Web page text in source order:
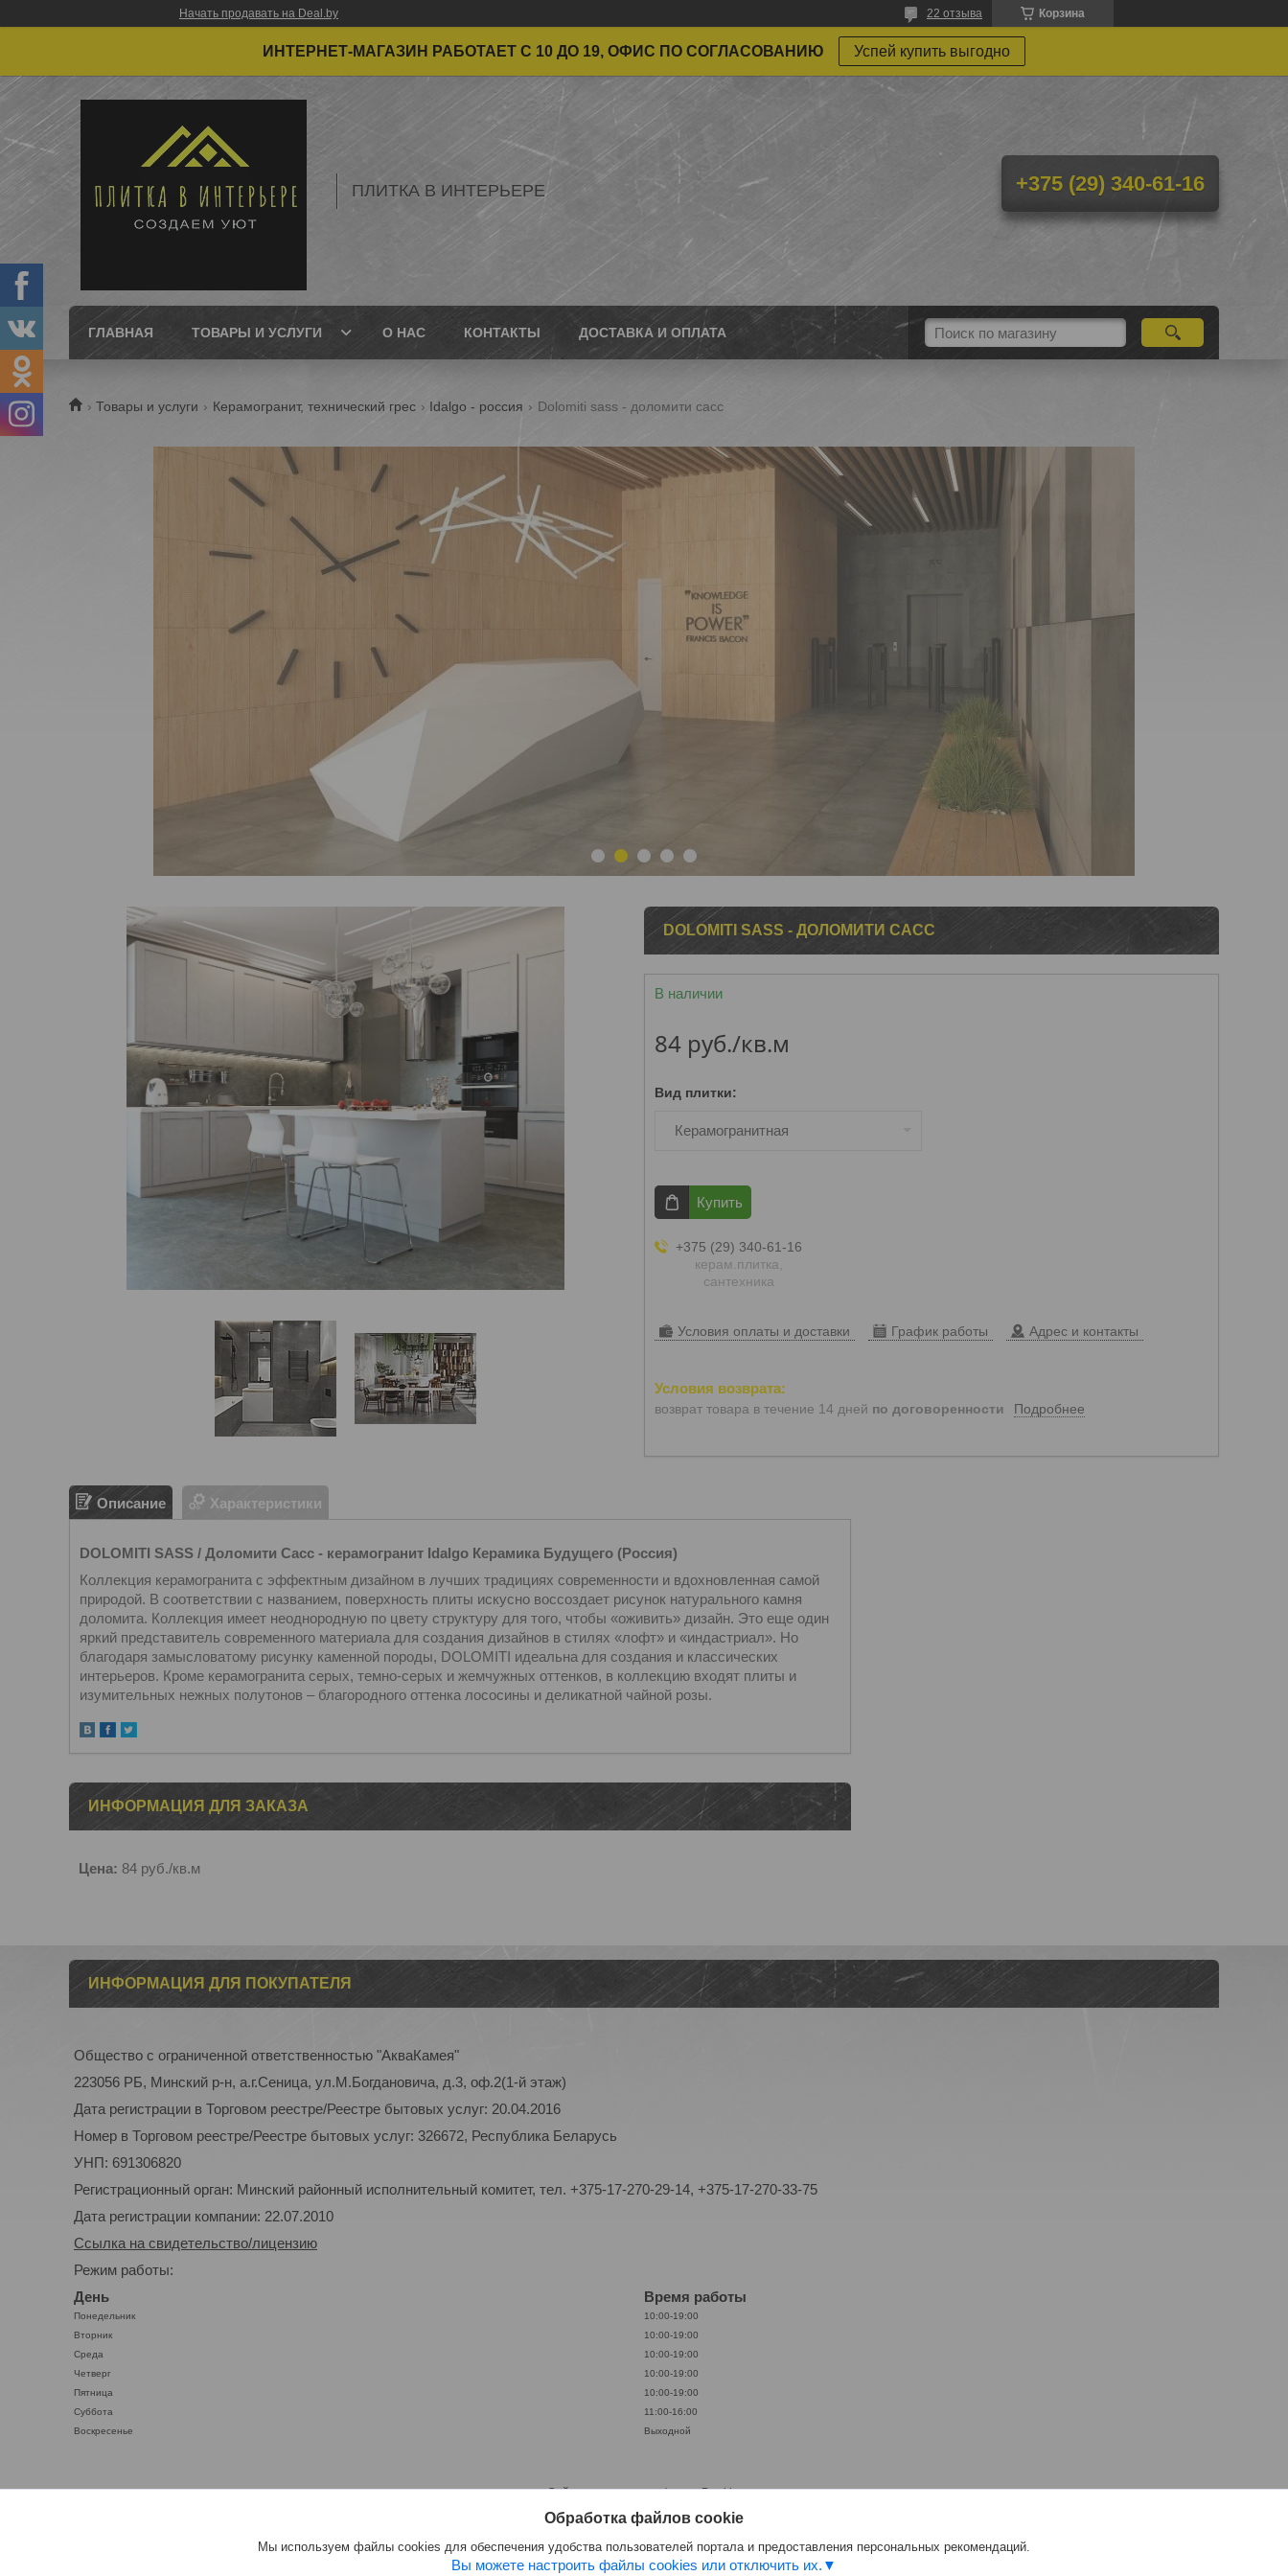
Начать продавать на Deal.by Корзина
22 отзыва
ИНТЕРНЕТ-МАГАЗИН РАБОТАЕТ С 10 ДО 19, ОФИС ПО СОГЛАСОВАНИЮ Успей купить выгодно
ПЛИТКА В ИНТЕРЬЕРЕ +375 (29) 340-61-16
ГЛАВНАЯ ТОВАРЫ И УСЛУГИ О НАС КОНТАКТЫ ДОСТАВКА И ОПЛАТА
Товары и услуги Керамогранит, технический грес Idalgo - россия Dolomiti sass - доломити сасс
DOLOMITI SASS - ДОЛОМИТИ САСС
В наличии
84 руб./кв.м
Вид плитки:
Керамогранитная
Купить
+375 (29) 340-61-16
керам.плитка,
сантехника
Условия оплаты и доставки График работы Адрес и контакты
возврат товара в течение 14 дней по договоренности Подробнее
Описание Характеристики
DOLOMITI SASS / Доломити Сасс - керамогранит Idalgo Керамика Будущего (Россия)
Коллекция керамогранита с эффектным дизайном в лучших традициях современности и вдохновленная самой
природой. В соответствии с названием, поверхность плиты искусно воссоздает рисунок натурального камня
доломита. Коллекция имеет неоднородную по цвету структуру для того, чтобы «оживить» дизайн. Это еще один
яркий представитель современного материала для создания дизайнов в стилях «лофт» и «индастриал». Но
благодаря замысловатому рисунку каменной породы, DOLOMITI идеальна для создания и классических
интерьеров. Кроме керамогранита серых, темно-серых и жемчужных оттенков, в коллекцию входят плиты и
изумительных нежных полутонов – благородного оттенка лососины и деликатной чайной розы.
ИНФОРМАЦИЯ ДЛЯ ЗАКАЗА
Цена: 84 руб./кв.м
ИНФОРМАЦИЯ ДЛЯ ПОКУПАТЕЛЯ
Общество с ограниченной ответственностью "АкваКамея"
223056 РБ, Минский р-н, а.г.Сеница, ул.М.Богдановича, д.3, оф.2(1-й этаж)
Дата регистрации в Торговом реестре/Реестре бытовых услуг: 20.04.2016
Номер в Торговом реестре/Реестре бытовых услуг: 326672, Республика Беларусь
УНП: 691306820
Регистрационный орган: Минский районный исполнительный комитет, тел. +375-17-270-29-14, +375-17-270-33-75
Дата регистрации компании: 22.07.2010
Ссылка на свидетельство/лицензию
Режим работы:
День
Время работы
Понедельник
10:00-19:00
Вторник
10:00-19:00
Среда
10:00-19:00
Четверг
10:00-19:00
Пятница
10:00-19:00
Суббота
11:00-16:00
Воскресенье
Выходной
Сайт создан на платформе Deal.by
Политика обработки файлов cookies
Обработка файлов cookie
Мы используем файлы cookies для обеспечения удобства пользователей портала и предоставления персональных рекомендаций.
Вы можете настроить файлы cookies или отключить их.
ООО «АкваКамея» | Пожаловаться на контент
Select Language ▼